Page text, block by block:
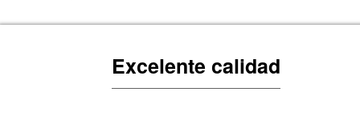
Excelente calidad